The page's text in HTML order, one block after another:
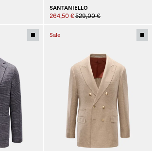
SANTANIELLO
264,50 € 529,00 €
Sale